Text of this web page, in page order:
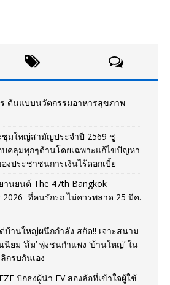
ต้นแบบนวัตกรรมอาหารสุขภาพ
มใหญ่สามัญประจำปี 2569 ชู
คลุมทุกๆด้านโดยเฉพาะแก้ไขปัญหา
งประชาชนการเงินไร้ดอกเบี้ย
านยนต์ The 47th Bangkok
ที่คนรักรถ ไม่ควรพลาด 25 มีค.
านใหญ่ผนึกกำลัง สกัด!! เจาะสนาม
ยม ‘ส้ม’ พุ่งชนกำแพง ‘บ้านใหญ่’ ใน
กรบกันเอง
ปักธงผู้นำ EV สองล้อที่เข้าใจผู้ใช้